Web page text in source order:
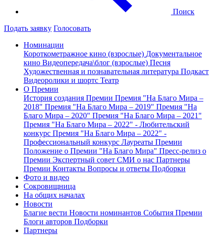
Поиск
Подать заявку Голосовать
Номинации
Короткометражное кино (взрослые) Документальное
кино Видеопередача\блог (взрослые) Песня
Художественная и познавательная литература Подкаст
Видеоролики и шортс Театр
О Премии
История создания Премии Премия "На Благо Мира –
2018" Премия "На Благо Мира – 2019" Премия "На
Благо Мира – 2020" Премия "На Благо Мира – 2021"
Премия "На Благо Мира – 2022" - Любительский
конкурс Премия "На Благо Мира – 2022" -
Профессиональный конкурс Лауреаты Премии
Положение о Премии "На Благо Мира" Пресс-релиз о
Премии Экспертный совет СМИ о нас Партнеры
Премии Контакты Вопросы и ответы Подборки
Фото и видео
Сокровищница
На общих началах
Новости
Благие вести Новости номинантов События Премии
Блоги авторов Подборки
Партнеры